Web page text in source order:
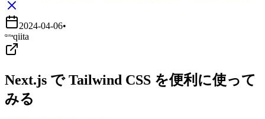
2024-04-06•
qiita
Next.js で Tailwind CSS を便利に使って
みる